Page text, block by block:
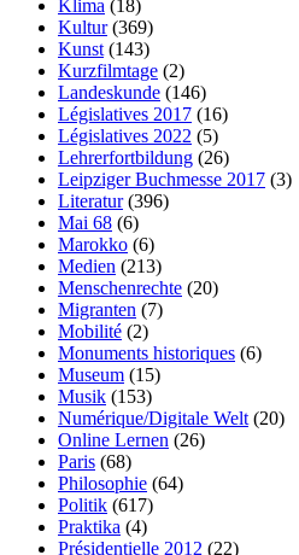
Klima (18)
Kultur(369)
Kunst (143)
Kurzfilmtage (2)
Landeskunde (146)
Législatives 2017 (16)
Législatives 2022 (5)
Lehrerfortbildung (26)
Leipziger Buchmesse 2017 (3)
Literatur(396)
Mai 68 (6)
Marokko (6)
Medien (213)
Menschenrechte (20)
Migranten (7)
Mobilité (2)
Monuments historiques (6)
Museum (15)
Musik (153)
Numérique/Digitale Welt (20)
Online Lernen (26)
Paris (68)
Philosophie (64)
Politik (617)
Praktika (4)
Présidentielle 2012 (22)